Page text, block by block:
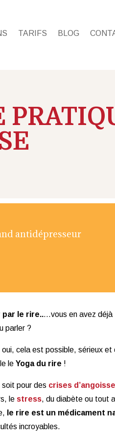
TARIFS BLOG
antidépresseur
par le rire..…vous en avez déjà
parler ?
oui, cela est possible, sérieux et
leYoga du rire !
soit pour des crises
lestress, du diabète ou tout
le rire est un médicament
incroyables.